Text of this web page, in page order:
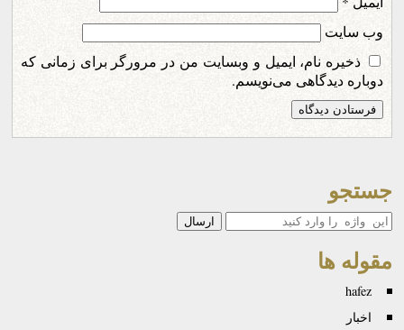
وب‌ سایت
ذخیره نام، ایمیل و وبسایت من در مرورگر برای زمانی که
دوباره دیدگاهی می‌نویسم.
جستجو
جستجو
مقوله ها
hafez
اخبار